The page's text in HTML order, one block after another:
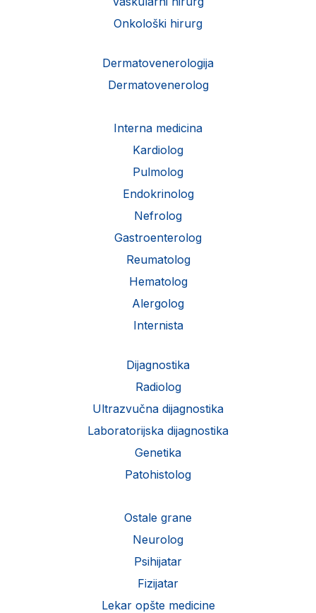
Onkološki hirurg
Dermatovenerologija
Dermatovenerolog
Interna medicina
Kardiolog
Pulmolog
Endokrinolog
Nefrolog
Gastroenterolog
Reumatolog
Hematolog
Alergolog
Internista
Dijagnostika
Radiolog
Ultrazvučna dijagnostika
Laboratorijska dijagnostika
Genetika
Patohistolog
Ostale grane
Neurolog
Psihijatar
Fizijatar
Lekar opšte medicine